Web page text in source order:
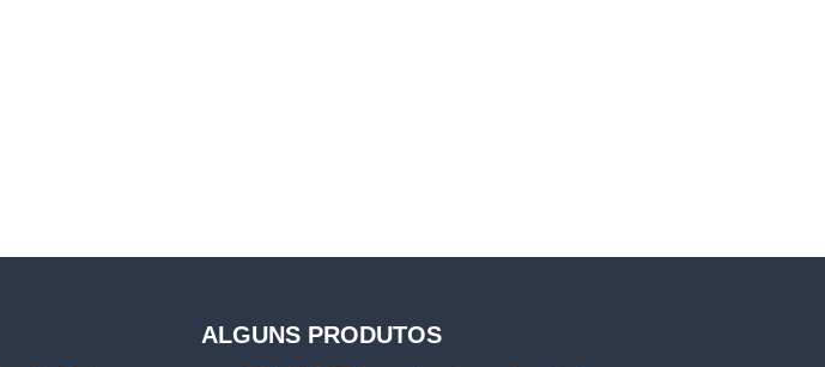
ALGUNS PRODUTOS